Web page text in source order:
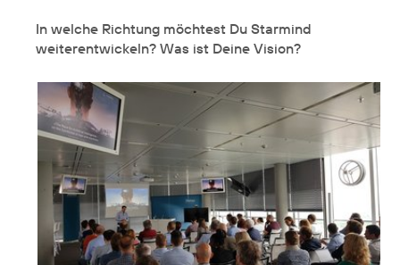
In welche Richtung möchtest Du Starmind
weiterentwickeln? Was ist Deine Vision?